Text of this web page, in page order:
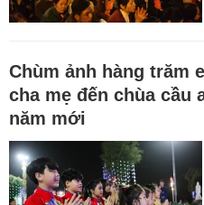
Chùm ảnh hàng trăm
cha mẹ đến chùa cầu
năm mới